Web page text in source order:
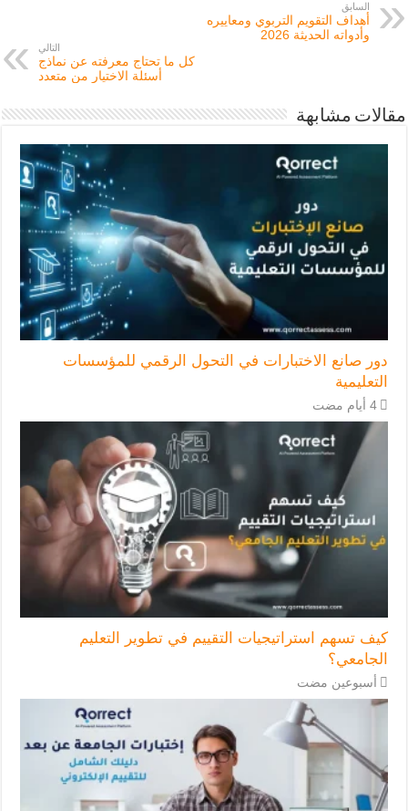
السابق
أهداف التقويم التربوي ومعاييره
وأدواته الحديثة 2026
التالي
كل ما تحتاج معرفته عن نماذج
أسئلة الاختيار من متعدد
مقالات مشابهة
دور صانع الاختبارات في التحول الرقمي للمؤسسات
التعليمية
‏4 أيام مضت
كيف تسهم استراتيجيات التقييم في تطوير التعليم
الجامعي؟
‏أسبوعين مضت